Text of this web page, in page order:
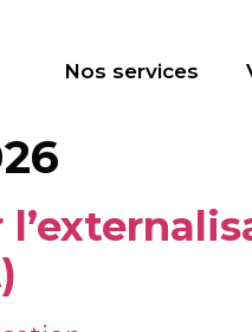
Nos services